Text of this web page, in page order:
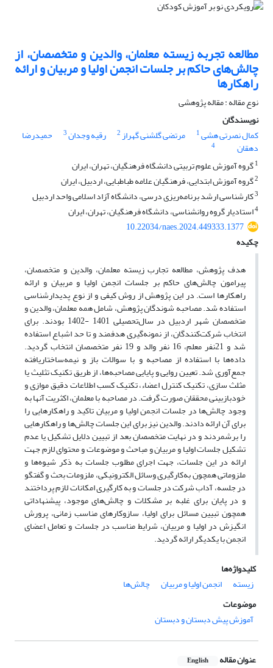
مطالعه تجربه زیسته معلمان، والدین و متخصصان، از
چالش‌های حاکم بر جلسات انجمن اولیا و مربیان و ارائه
راهکارها
نوع مقاله : مقاله پژوهشی
نویسندگان
کمال نصرتی هشی1 مرتضی گلشنی گهراز2 رقیه وجدان3 حمیدرضا
دهقان
4
1گروه آموزش علوم تربیتی دانشگاه فرهنگیان، تهران، ایران
2گروه آموزش ابتدایی، فرهنگیان علامه طباطبایی، اردبیل، ایران
3کارشناسی ارشد برنامه‌ریزی درسی، دانشگاه آزاد اسلامی واحد اردبیل
4استادیار گروه روانشناسی، دانشگاه فرهنگیان، تهران، ایران
10.22034/naes.2024.449333.1377
چکیده
هدف پژوهش، مطالعه تجارب زیسته معلمان، والدین و متخصصان،
پیرامون چالش‌های حاکم بر جلسات انجمن اولیا و مربیان و ارائه
راهکارها است. در این پژوهش از روش کیفی و از نوع پدیدارشناسی
استفاده شد. مصاحبه ‌شوندگان پژوهش، شامل همه معلمان، والدین و
متخصصان شهر اردبیل در سال‌تحصیلی 1401 -1402 بودند. برای
انتخاب شرکت‌کنندگان، از نمونه‌گیری هدفمند و تا حد اشباع استفاده
شد و 21نفر معلم، 16 نفر والد و 19 نفر متخصصان انتخاب گردید.
داده‌ها با استفاده از مصاحبه و با سوالات باز و نیمه‌ساختاریافته
جمع‌آوری شد. تعیین روایی و پایایی مصاحبه‌ها، از طریق تکنیک تثلیث یا
مثلث سازی، تکنیک کنترل اعضاء، تکنیک کسب اطلاعات دقیق موازی و
خودبازبینی محققان صورت گرفت. در مصاحبه با معلمان، اکثریت آنها به
وجود چالش‌ها در جلسات انجمن اولیا و مربیان تاکید و راهکارهایی را
برای آن ارائه دادند. والدین نیز برای این جلسات چالش‌ها و راهکارهایی
را برشمردند و در نهایت متخصصان بعد از تبیین دلایل تشکیل یا عدم
تشکیل جلسات اولیا و مربیان و مباحث و موضوعات و محتوای لازم جهت
ارائه در این جلسات، جهت اجرای مطلوب جلسات به ذکر شیوه‌ها و
ملزوماتی همچون به‌کارگیری وسائل الکترونیکی، ملزومات بحث و گفتگو
در جلسه، آداب شرکت در جلسات و به کارگیری امکانات لازم پرداختند
و در پایان برای غلبه بر مشکلات و چالش‌های موجود، پیشنهاداتی
همچون تبیین مسائل برای اولیا، سازوکارهای مناسب زمانی، پرورش
انگیزش در اولیا و مربیان، شرایط مناسب در جلسات و تعامل اعضای
انجمن با یکدیگر ارائه گردید.
کلیدواژه‌ها
‌زیسته
انجمن اولیا و مربیان
چالش‌ها
موضوعات
آموزش پیش دبستان و دبستان
عنوان مقاله English